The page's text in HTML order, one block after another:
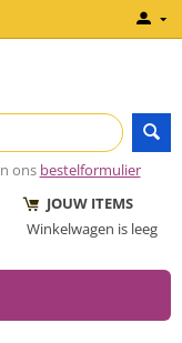
ons bestelformulier
JOUW ITEMS
Winkelwagen is leeg